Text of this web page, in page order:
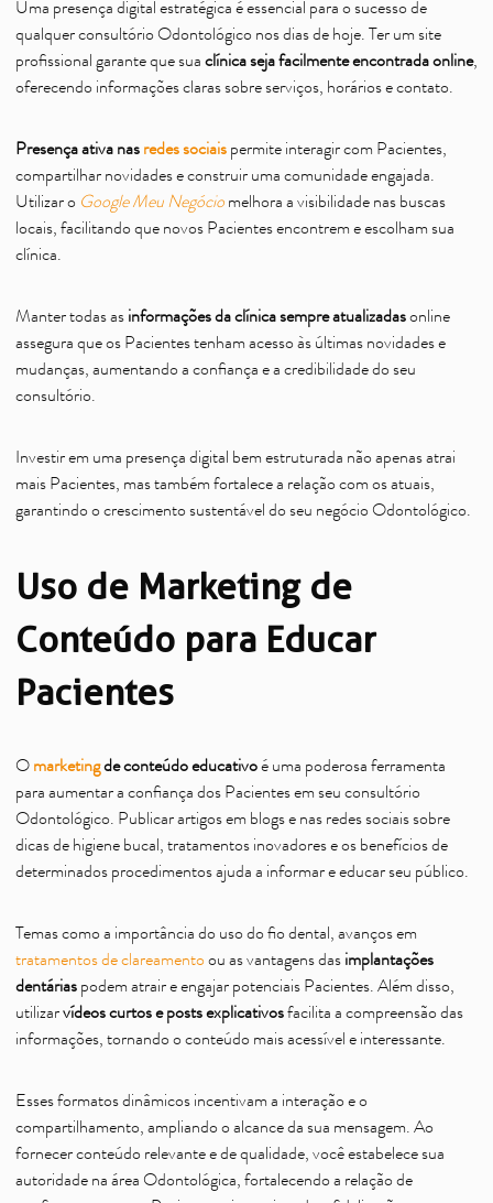
Uma presença digital estratégica é essencial para o sucesso de
qualquer consultório Odontológico nos dias de hoje. Ter um site
profissional garante que sua clínica seja facilmente encontrada online,
oferecendo informações claras sobre serviços, horários e contato.
Presença ativa nas redes sociais permite interagir com Pacientes,
compartilhar novidades e construir uma comunidade engajada.
Utilizar o Google Meu Negócio melhora a visibilidade nas buscas
locais, facilitando que novos Pacientes encontrem e escolham sua
clínica.
Manter todas as informações da clínica sempre atualizadasonline
assegura que os Pacientes tenham acesso às últimas novidades e
mudanças, aumentando a confiança e a credibilidade do seu
consultório.
Investir em uma presença digital bem estruturada não apenas atrai
mais Pacientes, mas também fortalece a relação com os atuais,
garantindo o crescimento sustentável do seu negócio Odontológico.
Uso de Marketing de
Conteúdo para Educar
Pacientes
O marketingde conteúdo educativoé uma poderosa ferramenta
para aumentar a confiança dos Pacientes em seu consultório
Odontológico. Publicar artigos em blogs e nas redes sociais sobre
dicas de higiene bucal, tratamentos inovadores e os benefícios de
determinados procedimentos ajuda a informar e educar seu público.
Temas como a importância do uso do fio dental, avanços em
tratamentos de clareamento ou as vantagens das implantações
dentárias podem atrair e engajar potenciais Pacientes. Além disso,
utilizarvídeos curtos e posts explicativosfacilita a compreensão das
informações, tornando o conteúdo mais acessível e interessante.
Esses formatos dinâmicos incentivam a interação e o
compartilhamento, ampliando o alcance da sua mensagem. Ao
fornecer conteúdo relevante e de qualidade, você estabelece sua
autoridade na área Odontológica, fortalecendo a relação de